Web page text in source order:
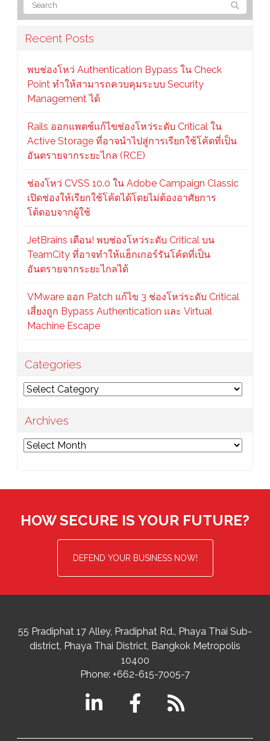
Recent Posts
พบช่องโหว่ Authentication Bypass ใน Check
Point ทำให้สามารถควบคุมระบบ Security
Management ได้
Rails ออกแพตช์แก้ไขช่องโหว่ระดับ Critical ใน
Active Storage ที่อาจนำไปสู่การเรียกใช้โค้ดที่เป็น
อันตรายจากระยะไกล (RCE)
ช่องโหว่ CVSS 10.0 ใน Adobe Campaign Classic
เปิดช่องให้เรียกใช้โค้ดได้โดยไม่ต้องอาศัยการ
โต้ตอบจากผู้ใช้
JetBrains เตือน! พบช่องโหว่ระดับ Critical บน
TeamCity ที่อาจทำให้แฮ็กเกอร์รันโค้ดที่เป็น
อันตรายจากระยะไกลได้
VMware ออก Patch แก้ไข 3 ช่องโหว่ระดับ Critical
เสี่ยงถูก Bypass Authentication และ Virtual
Machine Escape
Categories
Categories
Archives
Archives
HOW SECURE IS YOUR FUTURE?
DEFEND YOUR BUSINESS NOW!
55 Pradiphat 17 Alley, Pradiphat Rd., Phaya Thai Sub-
district Phaya Thai District, Bangkok Metropolis
10400
Phone: +662-615-7005-7